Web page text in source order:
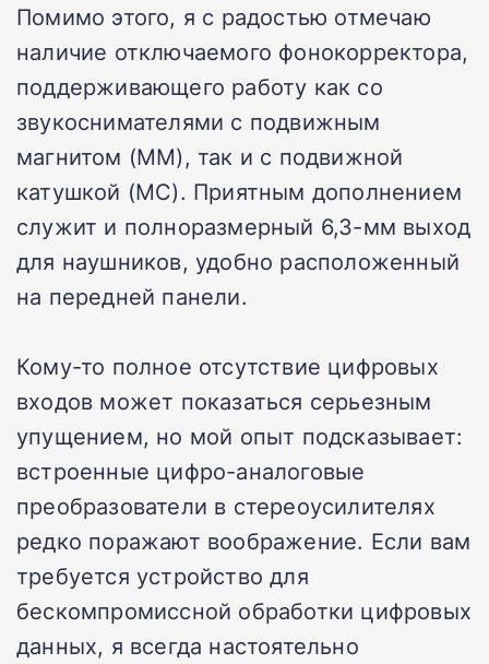
Помимо этого, я с радостью отмечаю
наличие отключаемого фонокорректора,
поддерживающего работу как со
звукоснимателями с подвижным
магнитом (MM), так и с подвижной
катушкой (MC). Приятным дополнением
служит и полноразмерный 6,3-мм выход
для наушников, удобно расположенный
на передней панели.
Кому-то полное отсутствие цифровых
входов может показаться серьезным
упущением, но мой опыт подсказывает:
встроенные цифро-аналоговые
преобразователи в стереоусилителях
редко поражают воображение. Если вам
требуется устройство для
бескомпромиссной обработки цифровых
данных, я всегда настоятельно